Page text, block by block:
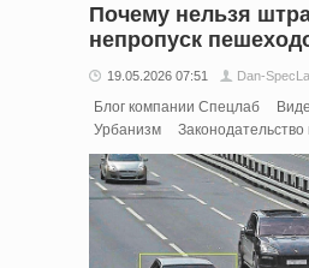
Почему нельзя
непропуск
19.05.2026 07:51 Dan-
Блог компании Спецлаб
Урбанизм
Законодательство